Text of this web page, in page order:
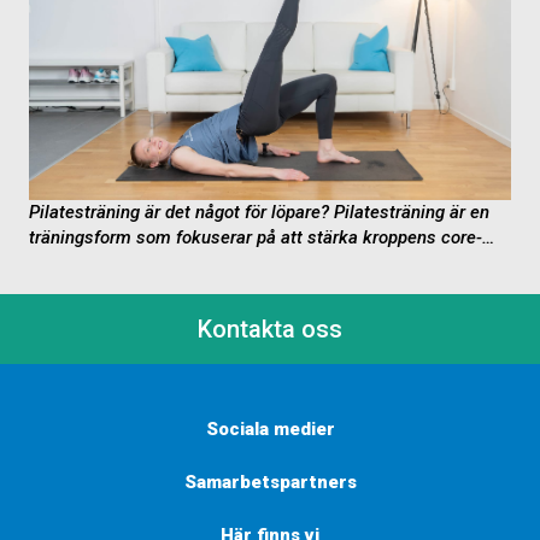
Pilatesträning är det något för löpare?Pilatesträning är en
träningsform som fokuserar på att stärka kroppens core-
Kontakta oss
Sociala medier
Samarbetspartners
Här finns vi